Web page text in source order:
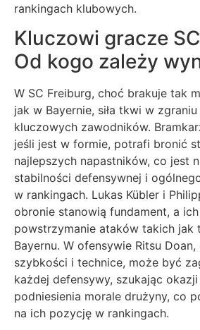
rankingach klubowych.
Kluczowi gracze
Od kogo zależy
W SC Freiburg, choć brakuje tak
jak w Bayernie, siła tkwi w
kluczowych zawodników.
jeśli jest w formie, potrafi bronić
najlepszych napastników, co jest
stabilności defensywnej i
w rankingach. Lukas Kübler i
obronie stanowią fundament, a
powstrzymanie ataków takich jak
Bayernu. W ofensywie Ritsu
szybkości i technice, może być
każdej defensywy, szukając
podniesienia morale drużyny, co
na ich pozycję w rankingach.